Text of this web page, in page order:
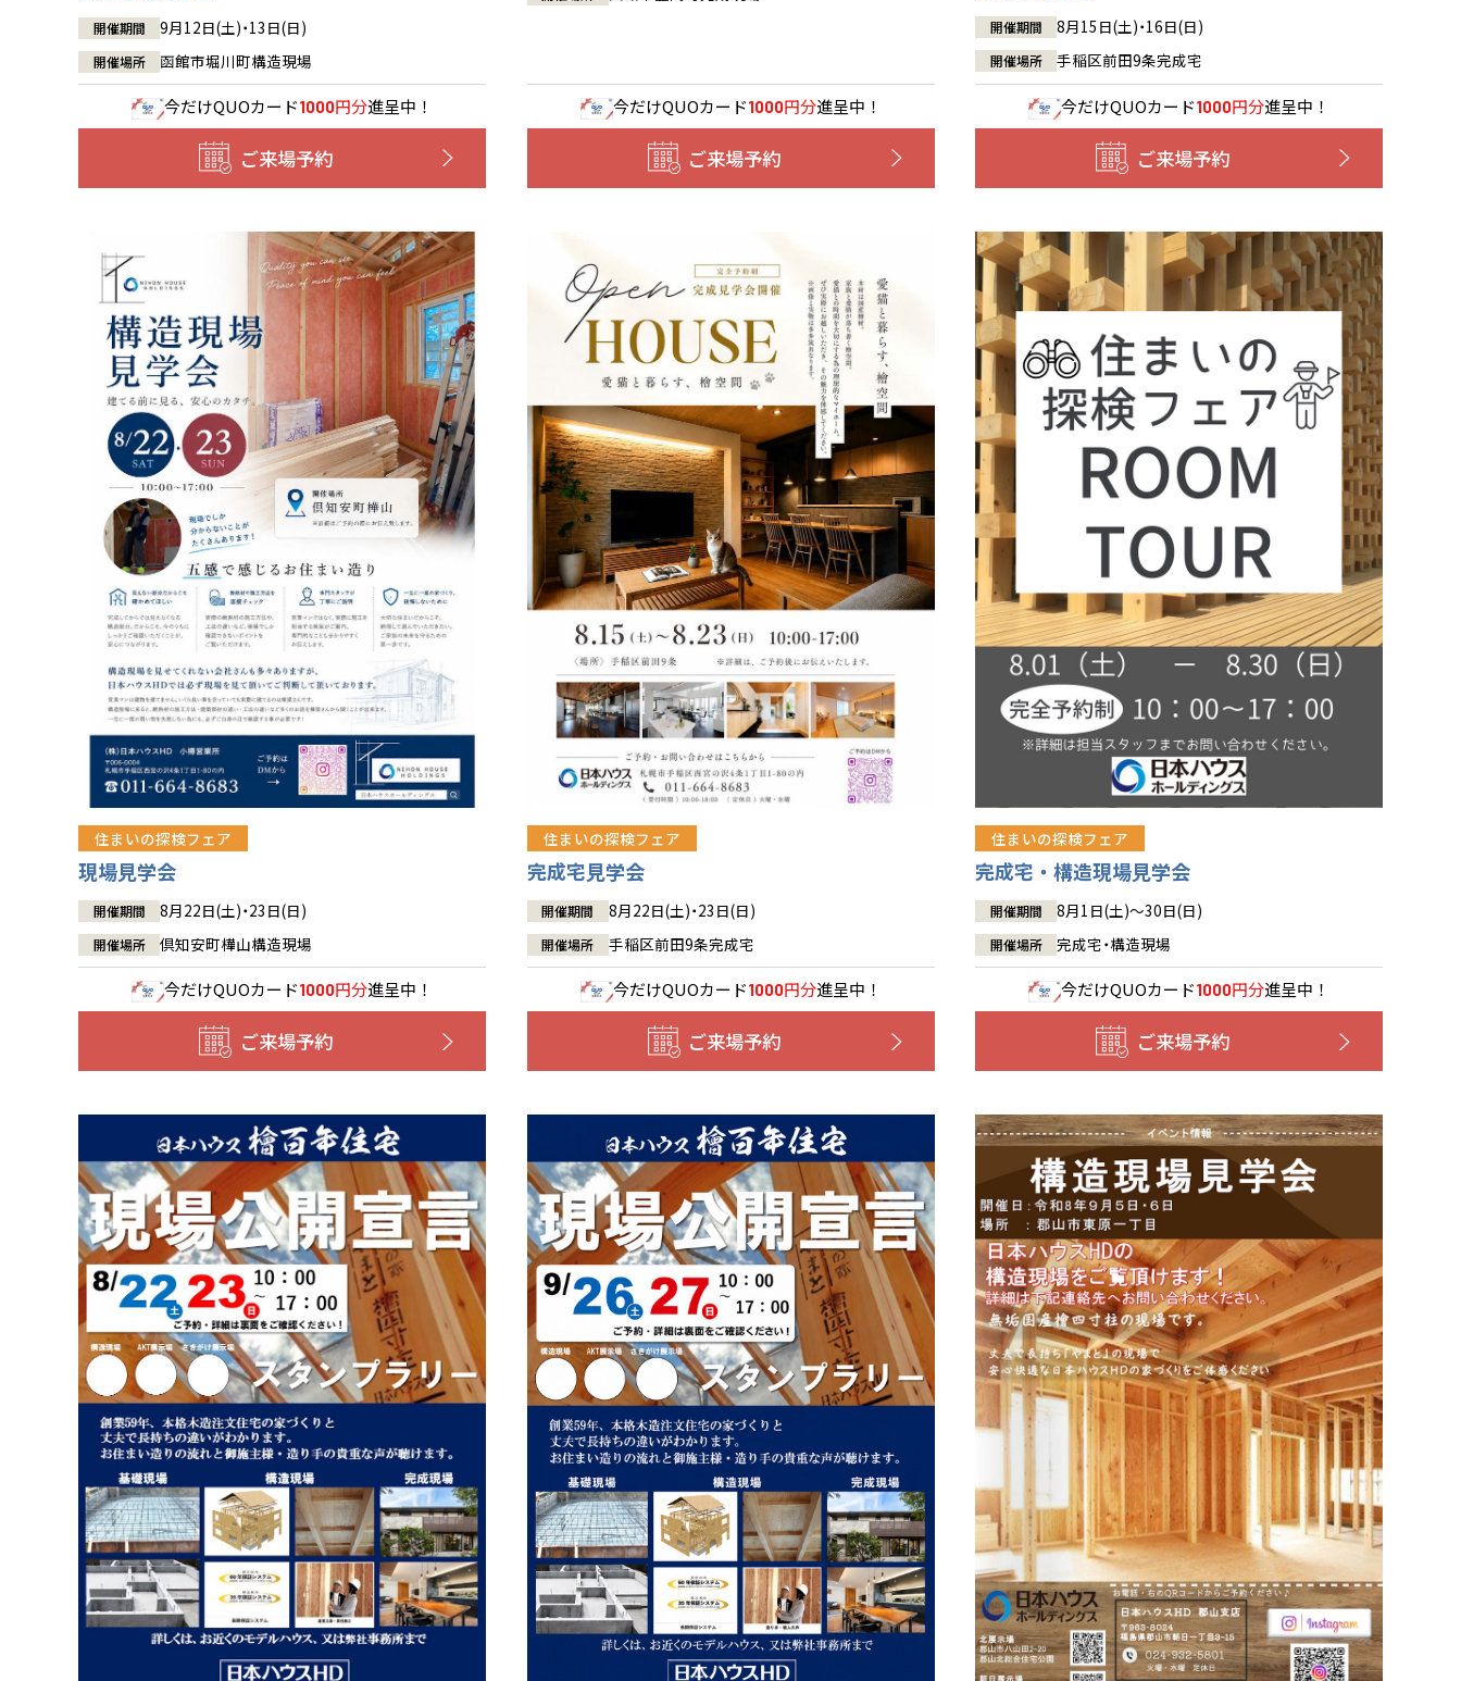
開催期間 9月12日(土)・13日(日)
開催場所 函館市堀川町構造現場
今だけQUOカード1000円分進呈中！
ご来場予約
今だけQUOカード1000円分進呈中！
ご来場予約
開催期間 8月15日(土)・16日(日)
開催場所 手稲区前田9条完成宅
今だけQUOカード1000円分進呈中！
ご来場予約
住まいの探検フェア
現場見学会
開催期間 8月22日(土)・23日(日)
開催場所 倶知安町樺山構造現場
今だけQUOカード1000円分進呈中！
ご来場予約
住まいの探検フェア
完成宅見学会
開催期間 8月22日(土)・23日(日)
開催場所 手稲区前田9条完成宅
今だけQUOカード1000円分進呈中！
ご来場予約
住まいの探検フェア
完成宅・構造現場見学会
開催期間 8月1日(土)～30日(日)
開催場所 完成宅・構造現場
今だけQUOカード1000円分進呈中！
ご来場予約